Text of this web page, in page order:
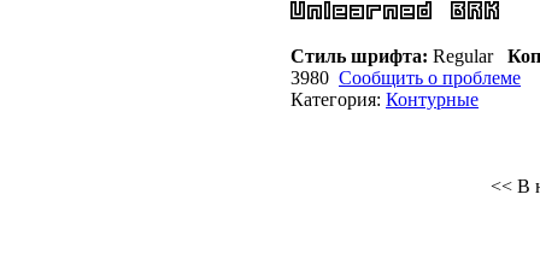
Стиль шрифта: Regular
3980 Сообщить о проблеме
Категория: Контурные
<< В